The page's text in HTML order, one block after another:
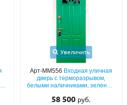
Увеличить
Арт-ММ556 Входная уличная
дверь с терморазрывом,
белыми наличниками, зеленым
полукруглым стеклом
58 500 руб.